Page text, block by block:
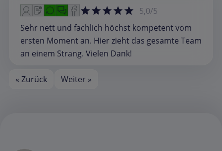
5,0/5
Sehr nett und fachlich höchst kompetent vom
ersten Moment an. Hier zieht das gesamte Team
an einem Strang. Vielen Dank!
« Zurück Weiter »